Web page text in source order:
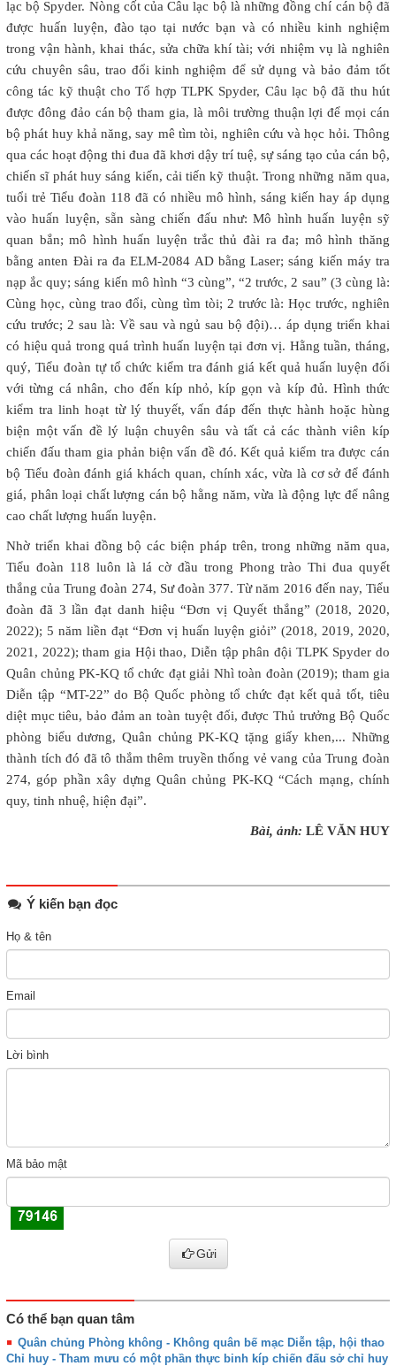
lạc bộ Spyder. Nòng cốt của Câu lạc bộ là những đồng chí cán bộ đã
được huấn luyện, đào tạo tại nước bạn và có nhiều kinh nghiệm
trong vận hành, khai thác, sửa chữa khí tài; với nhiệm vụ là nghiên
cứu chuyên sâu, trao đổi kinh nghiệm để sử dụng và bảo đảm tốt
công tác kỹ thuật cho Tổ hợp TLPK Spyder, Câu lạc bộ đã thu hút
được đông đảo cán bộ tham gia, là môi trường thuận lợi để mọi cán
bộ phát huy khả năng, say mê tìm tòi, nghiên cứu và học hỏi. Thông
qua các hoạt động thi đua đã khơi dậy trí tuệ, sự sáng tạo của cán bộ,
chiến sĩ phát huy sáng kiến, cải tiến kỹ thuật. Trong những năm qua,
tuổi trẻ Tiểu đoàn 118 đã có nhiều mô hình, sáng kiến hay áp dụng
vào huấn luyện, sẵn sàng chiến đấu như: Mô hình huấn luyện sỹ
quan bắn; mô hình huấn luyện trắc thủ đài ra đa; mô hình thăng
bằng anten Đài ra đa ELM-2084 AD bằng Laser; sáng kiến máy tra
nạp ắc quy; sáng kiến mô hình “3 cùng”, “2 trước, 2 sau” (3 cùng là:
Cùng học, cùng trao đổi, cùng tìm tòi; 2 trước là: Học trước, nghiên
cứu trước; 2 sau là: Về sau và ngủ sau bộ đội)… áp dụng triển khai
có hiệu quả trong quá trình huấn luyện tại đơn vị. Hằng tuần, tháng,
quý, Tiểu đoàn tự tổ chức kiểm tra đánh giá kết quả huấn luyện đối
với từng cá nhân, cho đến kíp nhỏ, kíp gọn và kíp đủ. Hình thức
kiểm tra linh hoạt từ lý thuyết, vấn đáp đến thực hành hoặc hùng
biện một vấn đề lý luận chuyên sâu và tất cả các thành viên kíp
chiến đấu tham gia phản biện vấn đề đó. Kết quả kiểm tra được cán
bộ Tiểu đoàn đánh giá khách quan, chính xác, vừa là cơ sở để đánh
giá, phân loại chất lượng cán bộ hằng năm, vừa là động lực để nâng
cao chất lượng huấn luyện.
Nhờ triển khai đồng bộ các biện pháp trên, trong những năm qua,
Tiểu đoàn 118 luôn là lá cờ đầu trong Phong trào Thi đua quyết
thắng của Trung đoàn 274, Sư đoàn 377. Từ năm 2016 đến nay, Tiểu
đoàn đã 3 lần đạt danh hiệu “Đơn vị Quyết thắng” (2018, 2020,
2022); 5 năm liền đạt “Đơn vị huấn luyện giỏi” (2018, 2019, 2020,
2021, 2022); tham gia Hội thao, Diễn tập phân đội TLPK Spyder do
Quân chủng PK-KQ tổ chức đạt giải Nhì toàn đoàn (2019); tham gia
Diễn tập “MT-22” do Bộ Quốc phòng tổ chức đạt kết quả tốt, tiêu
diệt mục tiêu, bảo đảm an toàn tuyệt đối, được Thủ trưởng Bộ Quốc
phòng biểu dương, Quân chủng PK-KQ tặng giấy khen,... Những
thành tích đó đã tô thắm thêm truyền thống vẻ vang của Trung đoàn
274, góp phần xây dựng Quân chủng PK-KQ “Cách mạng, chính
quy, tinh nhuệ, hiện đại”.
Bài, ảnh: LÊ VĂN HUY
Ý kiến bạn đọc
Họ & tên
Email
Lời bình
Mã bảo mật
Gửi
Có thể bạn quan tâm
Quân chủng Phòng không - Không quân bế mạc Diễn tập, hội thao
Chỉ huy - Tham mưu có một phần thực binh kíp chiến đấu sở chỉ huy